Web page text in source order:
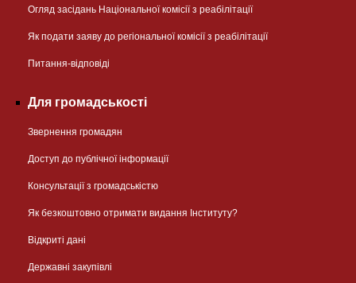
Огляд засідань Національної комісії з реабілітації
Як подати заяву до регіональної комісії з реабілітації
Питання-відповіді
Для громадськості
Звернення громадян
Доступ до публічної інформації
Консультації з громадськістю
Як безкоштовно отримати видання Інституту?
Відкриті дані
Державні закупівлі